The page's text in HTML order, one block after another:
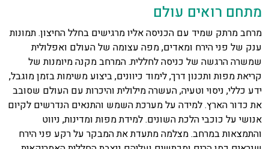
מתחם רואים עולם
מרחב מרתק שמיד עם הכניסה אליו מרגישים בחלל החיצון. תמונות
ענק של פני הירח ומאדים, מפה עצומה של העולם ואפלולית
שמשרה הרגשה של כניסה לחללית. המרחב מקנה מיומנות של
קריאת מפות ותכנון דרך, לימוד כיוונים, ביצוע משימות בזמן מוגבל,
ידע כללי, ניסוי וטעיה, העשרה מילולית והיכרות עם העולם שסובב
את כדור הארץ. למידה על מערכת השמש והתנאים הנדרשים לקיום
אנושי על כוכבי הלכת השונים. למידת מפות ומדינות, ניווט
והתמצאות במרחב. מצלמה מתעדת את המבקר על רקע פני הירח